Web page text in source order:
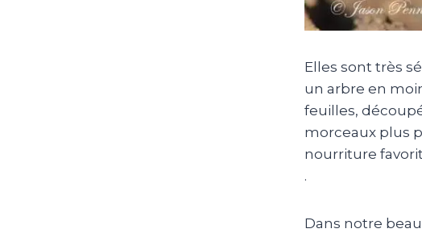
Elles sont très
un arbre en
feuilles,
morceaux plus
nourriture
.
Dans notre